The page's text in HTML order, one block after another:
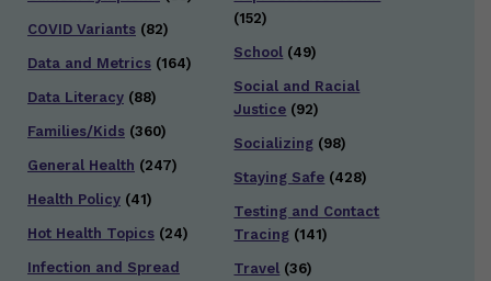
COVID Variants (82)
Data and Metrics (164)
Data Literacy (88)
Families/Kids (360)
General Health (247)
Health Policy (41)
Hot Health Topics (24)
Infection and Spread
(152)
School (49)
Social and Racial
Justice (92)
Socializing (98)
Staying Safe (428)
Testing and Contact
Tracing (141)
Travel (36)